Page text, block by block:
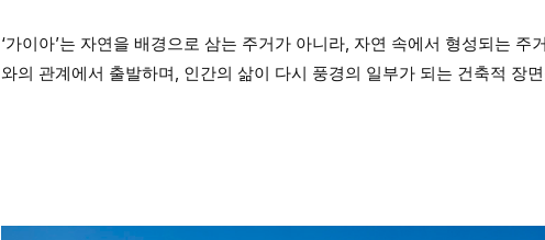
‘가이아’는 자연을 배경으로 삼는 주거가 아니라, 자연 속에서 형성되는
와의 관계에서 출발하며, 인간의 삶이 다시 풍경의 일부가 되는 건축적 장